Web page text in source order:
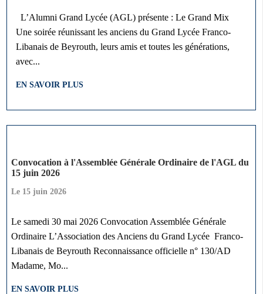
L’Alumni Grand Lycée (AGL) présente : Le Grand Mix
Une soirée réunissant les anciens du Grand Lycée Franco-
Libanais de Beyrouth, leurs amis et toutes les générations,
avec...
EN SAVOIR PLUS
Convocation à l'Assemblée Générale Ordinaire de l'AGL du
15 juin 2026
Le 15 juin 2026
Le samedi 30 mai 2026 Convocation Assemblée Générale
Ordinaire L’Association des Anciens du Grand Lycée Franco-
Libanais de Beyrouth Reconnaissance officielle n° 130/AD
Madame, Mo...
EN SAVOIR PLUS